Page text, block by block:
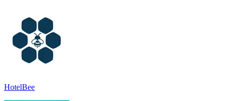
HotelBee